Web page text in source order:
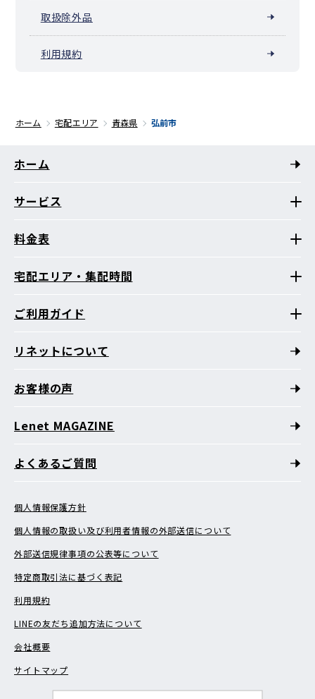
取扱除外品
利用規約
ホーム 宅配エリア 青森県 弘前市
ホーム
サービス
料金表
宅配エリア・集配時間
ご利用ガイド
リネットについて
お客様の声
Lenet MAGAZINE
よくあるご質問
個人情報保護方針
個人情報の取扱い及び利用者情報の外部送信について
外部送信規律事項の公表等について
特定商取引法に基づく表記
利用規約
LINEの友だち追加方法について
会社概要
サイトマップ